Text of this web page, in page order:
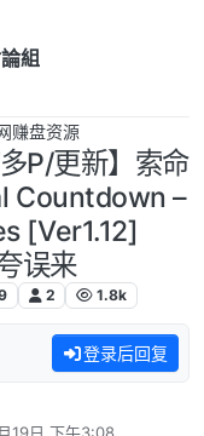
組
赚盘资源
P/更新】索命
Countdown –
[Ver1.12]
误来
2 1.8k
登录后回复